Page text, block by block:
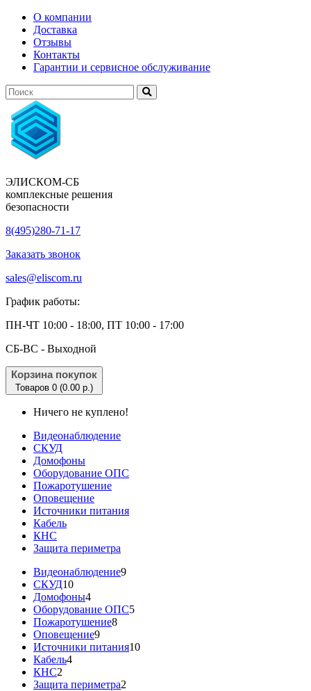
О компании
Доставка
Отзывы
Контакты
Гарантии и сервисное обслуживание
ЭЛИСКОМ-СБ
комплексные решения
безопасности
8(495)280-71-17
Заказать звонок
sales@eliscom.ru
График работы:
ПН-ЧТ 10:00 - 18:00, ПТ 10:00 - 17:00
CБ-ВС - Выходной
Корзина покупок
Товаров 0 (0.00 р.)
Ничего не куплено!
Видеонаблюдение
СКУД
Домофоны
Оборудование ОПС
Пожаротушение
Оповещение
Источники питания
Кабель
КНС
Защита периметра
Видеонаблюдение9
СКУД10
Домофоны4
Оборудование ОПС5
Пожаротушение8
Оповещение9
Источники питания10
Кабель4
КНС2
Защита периметра2